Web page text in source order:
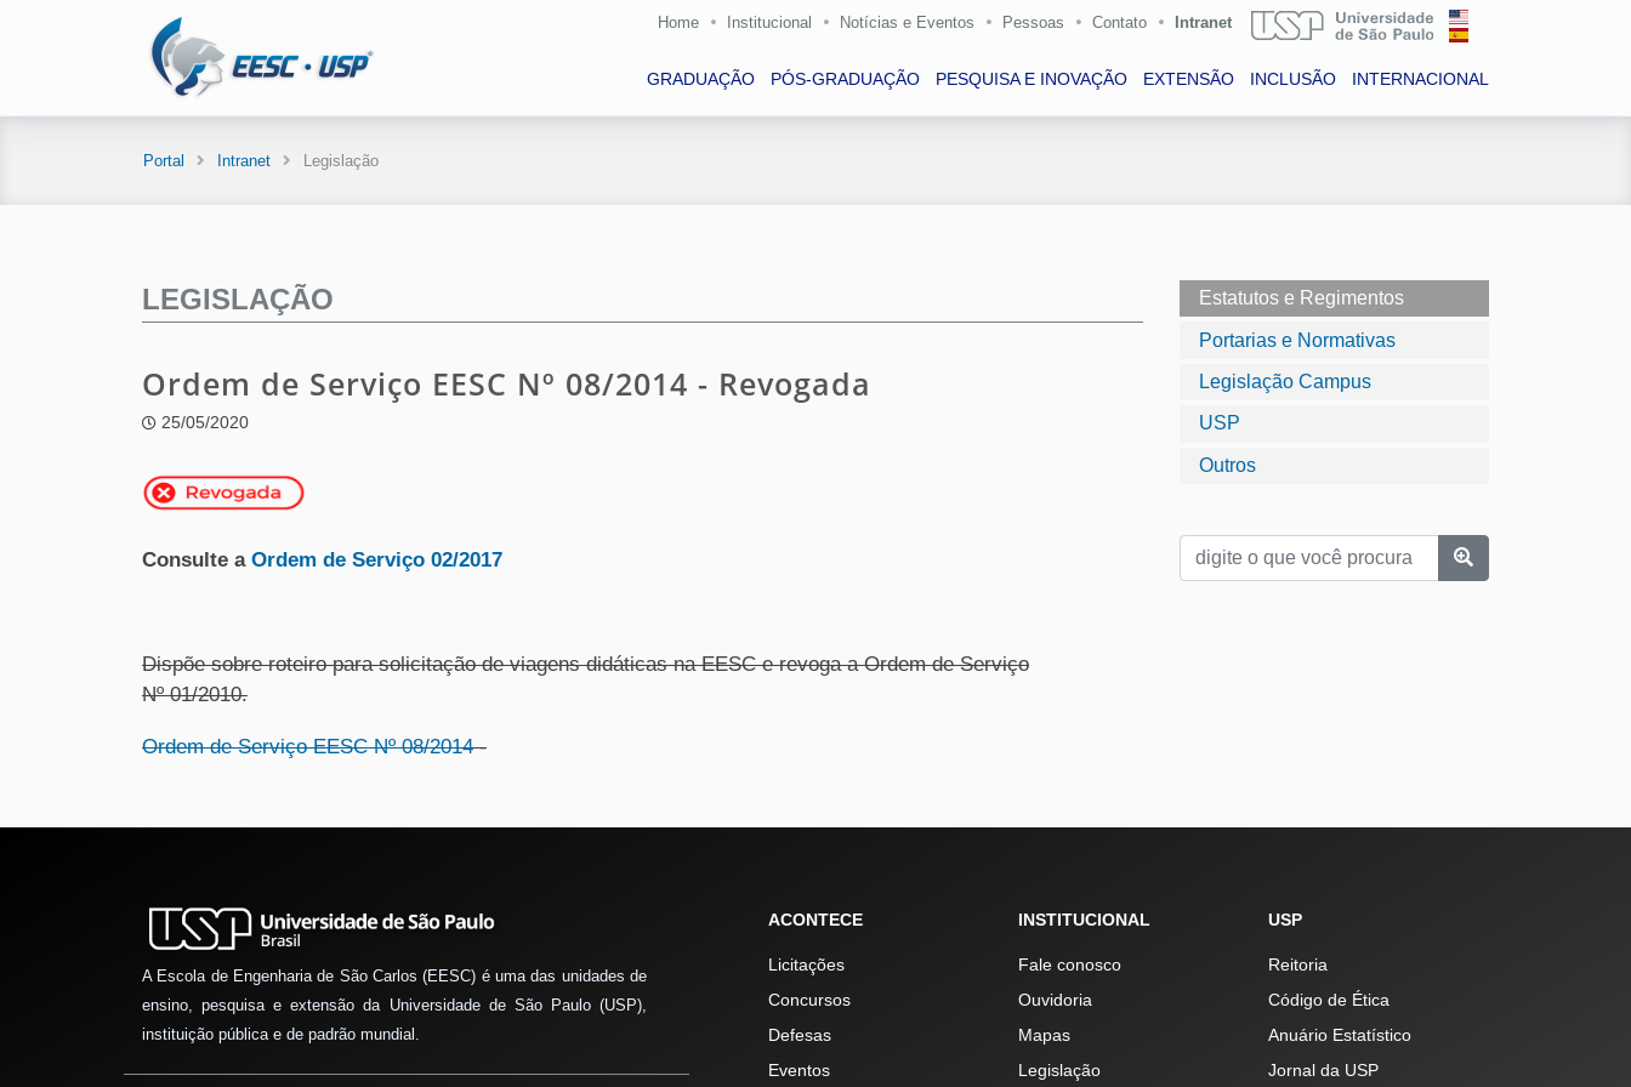
Home Institucional Notícias e Eventos Pessoas Contato Intranet
GRADUAÇÃO PÓS-GRADUAÇÃO PESQUISA E INOVAÇÃO EXTENSÃO INCLUSÃO INTERNACIONAL
Portal Intranet Legislação
Estatutos e Regimentos
Portarias e Normativas
Legislação Campus
USP
Outros
LEGISLAÇÃO
Ordem de Serviço EESC Nº 08/2014 - Revogada
25/05/2020
Consulte a Ordem de Serviço 02/2017
Dispõe sobre roteiro para solicitação de viagens didáticas na EESC e revoga a Ordem de Serviço
Nº 01/2010.
Ordem de Serviço EESC Nº 08/2014-
A Escola de Engenharia de São Carlos (EESC) é uma das unidades de
ensino, pesquisa e extensão da Universidade de São Paulo (USP),
instituição pública e de padrão mundial.
ACONTECE
Licitações
Concursos
Defesas
Eventos
INSTITUCIONAL
Fale conosco
Ouvidoria
Mapas
Legislação
USP
Reitoria
Código de Ética
Anuário Estatístico
Jornal da USP